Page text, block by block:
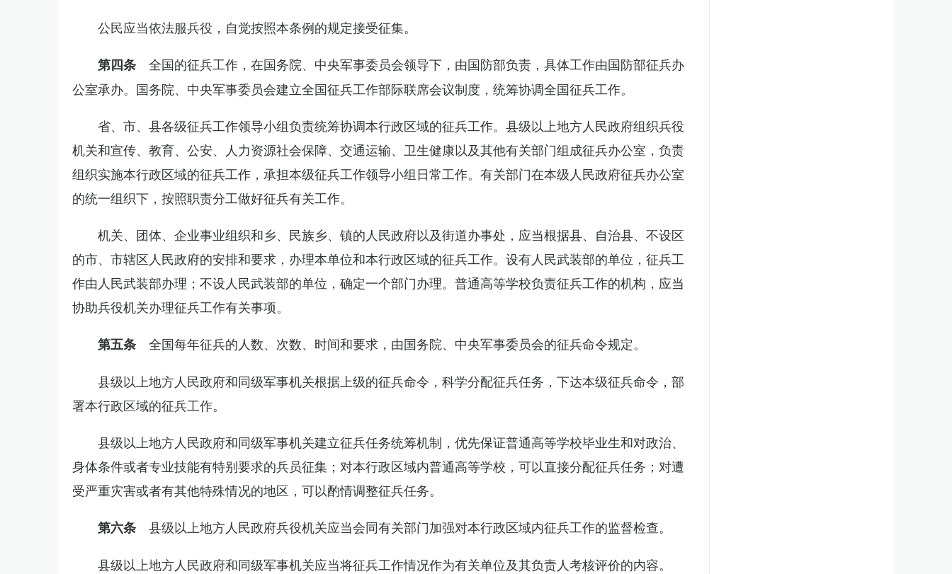
公民应当依法服兵役，自觉按照本条例的规定接受征集。
第四条 全国的征兵工作，在国务院、中央军事委员会领导下，由国防部负责，具体工作由国防部征兵办
公室承办。国务院、中央军事委员会建立全国征兵工作部际联席会议制度，统筹协调全国征兵工作。
省、市、县各级征兵工作领导小组负责统筹协调本行政区域的征兵工作。县级以上地方人民政府组织兵役
机关和宣传、教育、公安、人力资源社会保障、交通运输、卫生健康以及其他有关部门组成征兵办公室，负责
组织实施本行政区域的征兵工作，承担本级征兵工作领导小组日常工作。有关部门在本级人民政府征兵办公室
的统一组织下，按照职责分工做好征兵有关工作。
机关、团体、企业事业组织和乡、民族乡、镇的人民政府以及街道办事处，应当根据县、自治县、不设区
的市、市辖区人民政府的安排和要求，办理本单位和本行政区域的征兵工作。设有人民武装部的单位，征兵工
作由人民武装部办理；不设人民武装部的单位，确定一个部门办理。普通高等学校负责征兵工作的机构，应当
协助兵役机关办理征兵工作有关事项。
第五条 全国每年征兵的人数、次数、时间和要求，由国务院、中央军事委员会的征兵命令规定。
县级以上地方人民政府和同级军事机关根据上级的征兵命令，科学分配征兵任务，下达本级征兵命令，部
署本行政区域的征兵工作。
县级以上地方人民政府和同级军事机关建立征兵任务统筹机制，优先保证普通高等学校毕业生和对政治、
身体条件或者专业技能有特别要求的兵员征集；对本行政区域内普通高等学校，可以直接分配征兵任务；对遭
受严重灾害或者有其他特殊情况的地区，可以酌情调整征兵任务。
第六条 县级以上地方人民政府兵役机关应当会同有关部门加强对本行政区域内征兵工作的监督检查。
县级以上地方人民政府和同级军事机关应当将征兵工作情况作为有关单位及其负责人考核评价的内容。